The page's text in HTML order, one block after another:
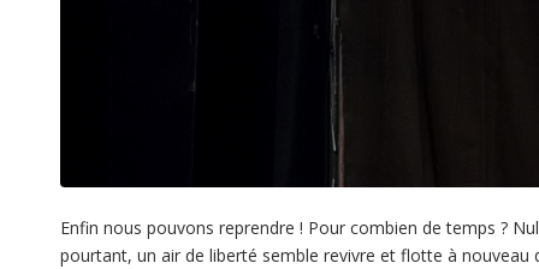
Enfin nous pouvons reprendre ! Pour combien de temps ?
pourtant, un air de liberté semble revivre et flotte à nouveau